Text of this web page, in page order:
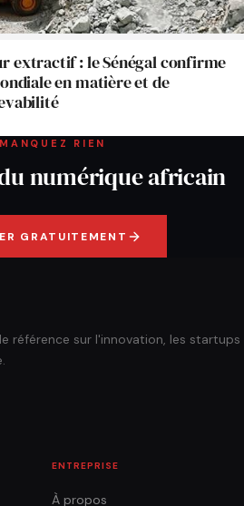
extractif : le Sénégal confirme
en matière et de
RIEN
numérique africain
GRATUITEMENT
référence sur l'innovation, les startups
ENTREPRISE
À propos